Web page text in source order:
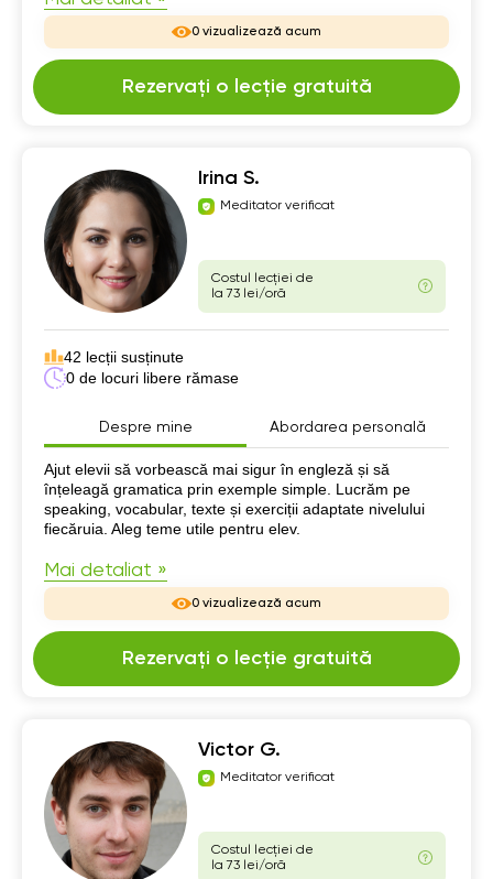
0 vizualizează acum
Rezervați o lecție gratuită
Irina S.
Meditator verificat
Costul lecției de
la 73 lei/oră
42 lecții susținute
0 de locuri libere rămase
Despre mine Abordarea personală
Despre mine
Ajut elevii să vorbească mai sigur în engleză și să
înțeleagă gramatica prin exemple simple. Lucrăm pe
speaking, vocabular, texte și exerciții adaptate nivelului
fiecăruia. Aleg teme utile pentru elev.
Mai detaliat »
0 vizualizează acum
Rezervați o lecție gratuită
Victor G.
Meditator verificat
Costul lecției de
la 73 lei/oră